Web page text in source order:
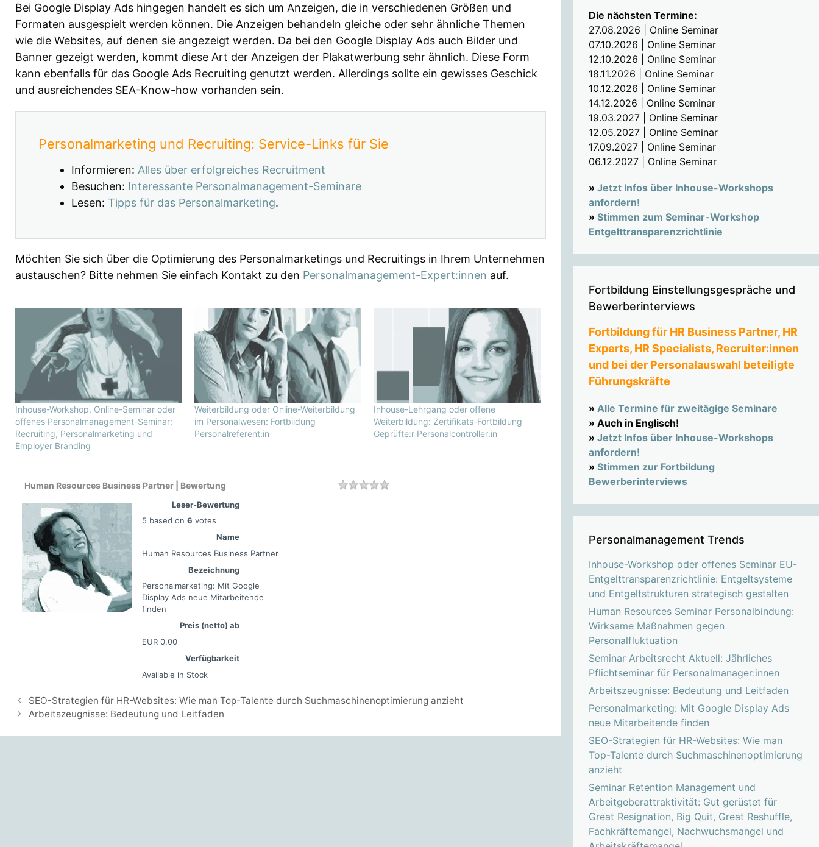
Bei Google Display Ads hingegen handelt es sich um Anzeigen, die in verschiedenen Größen und
Formaten ausgespielt werden können. Die Anzeigen behandeln gleiche oder sehr ähnliche Themen
wie die Websites, auf denen sie angezeigt werden. Da bei den Google Display Ads auch Bilder und
Banner gezeigt werden, kommt diese Art der Anzeigen der Plakatwerbung sehr ähnlich. Diese Form
kann ebenfalls für das Google Ads Recruiting genutzt werden. Allerdings sollte ein gewisses Geschick
und ausreichendes SEA-Know-how vorhanden sein.
Personalmarketing und Recruiting: Service-Links für Sie
Informieren: Alles über erfolgreiches Recruitment
Besuchen: Interessante Personalmanagement-Seminare
Lesen: Tipps für das Personalmarketing.
Möchten Sie sich über die Optimierung des Personalmarketings und Recruitings in Ihrem Unternehmen
austauschen? Bitte nehmen Sie einfach Kontakt zu den Personalmanagement-Expert:innen auf.
Inhouse-Workshop, Online-Seminar oder
offenes Personalmanagement-Seminar:
Recruiting, Personalmarketing und
Employer Branding
Weiterbildung oder Online-Weiterbildung
im Personalwesen: Fortbildung
Personalreferent:in
Inhouse-Lehrgang oder offene
Weiterbildung: Zertifikats-Fortbildung
Geprüfte:r Personalcontroller:in
Human Resources Business Partner | Bewertung Rating
Leser-Bewertung
5 based on 6 votes
Name
Human Resources Business Partner
Bezeichnung
Personalmarketing: Mit Google
Display Ads neue Mitarbeitende
finden
Preis (netto) ab
EUR0,00
Verfügbarkeit
Available in Stock
SEO-Strategien für HR-Websites: Wie man Top-Talente durch Suchmaschinenoptimierung anzieht
Arbeitszeugnisse: Bedeutung und Leitfaden
Die nächsten Termine:
27.08.2026 | Online Seminar
07.10.2026 | Online Seminar
12.10.2026 | Online Seminar
18.11.2026 | Online Seminar
10.12.2026 | Online Seminar
14.12.2026 | Online Seminar
19.03.2027 | Online Seminar
12.05.2027 | Online Seminar
17.09.2027 | Online Seminar
06.12.2027 | Online Seminar
» Jetzt Infos über Inhouse-Workshops
anfordern!
» Stimmen zum Seminar-Workshop
Entgelttransparenzrichtlinie
Fortbildung Einstellungsgespräche und
Bewerberinterviews
Fortbildung für HR Business Partner, HR
Experts, HR Specialists, Recruiter:innen
und bei der Personalauswahl beteiligte
Führungskräfte
» Alle Termine für zweitägige Seminare
» Auch in Englisch!
» Jetzt Infos über Inhouse-Workshops
anfordern!
» Stimmen zur Fortbildung
Bewerberinterviews
Personalmanagement Trends
Inhouse-Workshop oder offenes Seminar EU-
Entgelttransparenzrichtlinie: Entgeltsysteme
und Entgeltstrukturen strategisch gestalten
Human Resources Seminar Personalbindung:
Wirksame Maßnahmen gegen
Personalfluktuation
Seminar Arbeitsrecht Aktuell: Jährliches
Pflichtseminar für Personalmanager:innen
Arbeitszeugnisse: Bedeutung und Leitfaden
Personalmarketing: Mit Google Display Ads
neue Mitarbeitende finden
SEO-Strategien für HR-Websites: Wie man
Top-Talente durch Suchmaschinenoptimierung
anzieht
Seminar Retention Management und
Arbeitgeberattraktivität: Gut gerüstet für
Great Resignation, Big Quit, Great Reshuffle,
Fachkräftemangel, Nachwuchsmangel und